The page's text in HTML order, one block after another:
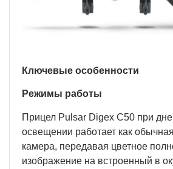
Ключевые особенности
Режимы работы
Прицел Pulsar Digex C50 при
освещении работает как
камера, передавая цветное
изображение на встроенный в